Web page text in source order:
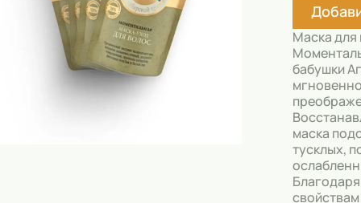
Румяна
Скрабы
Блески
Маска для
бабушки
маска
тусклых,